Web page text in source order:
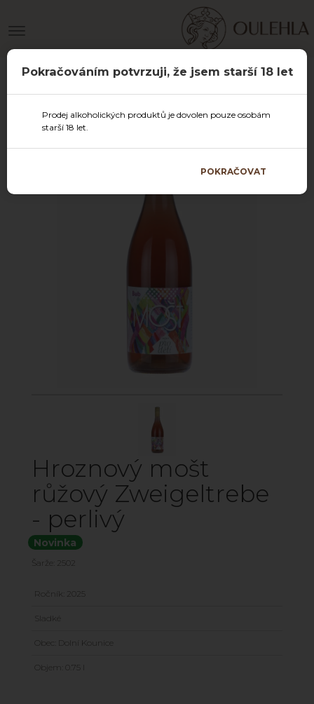
Pokračováním potvrzuji, že jsem starší 18 let
Prodej alkoholických produktů je dovolen pouze osobám
starší 18 let.
POKRAČOVAT
Hroznový mošt
růžový Zweigeltrebe
- perlivý
Novinka
Šarže: 2502
Ročník: 2025
Sladké
Obec: Dolní Kounice
Objem: 0.75 l